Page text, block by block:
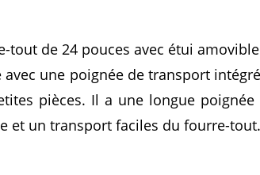
tout de 24 pouces avec étui
avec une poignée de transport
pièces. Il a une longue
et un transport faciles du fourre-tout.